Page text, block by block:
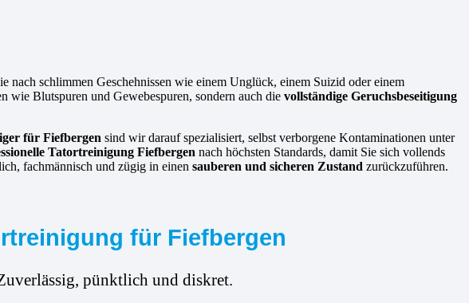
nach schlimmen Geschehnissen wie einem Unglück, einem Suizid oder einem
Blutspuren und Gewebespuren, sondern auch die vollständige Geruchsbeseitigung
für Fiefbergen sind wir darauf spezialisiert, selbst verborgene Kontaminationen unter
Tatortreinigung Fiefbergen nach höchsten Standards, damit Sie sich vollends
fachmännisch und zügig in einen sauberen und sicheren Zustand zurückzuführen.
für Fiefbergen
pünktlich und diskret.